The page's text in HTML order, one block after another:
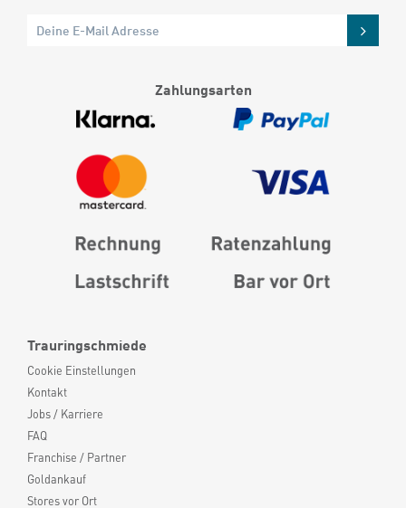
Trauringschmiede
Cookie Einstellungen
Kontakt
Jobs / Karriere
FAQ
Franchise / Partner
Goldankauf
Stores vor Ort
Zahlungsarten